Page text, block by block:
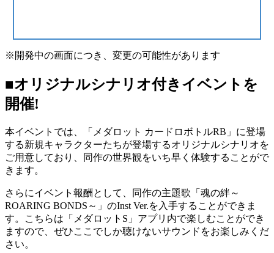
※開発中の画面につき、変更の可能性があります
■オリジナルシナリオ付きイベントを
開催!
本イベントでは、「メダロット カードロボトルRB」に登場
する新規キャラクターたちが登場するオリジナルシナリオを
ご用意しており、同作の世界観をいち早く体験することがで
きます。
さらにイベント報酬として、同作の主題歌「魂の絆～
ROARING BONDS～」のInst Ver.を入手することができま
す。こちらは「メダロットS」アプリ内で楽しむことができ
ますので、ぜひここでしか聴けないサウンドをお楽しみくだ
さい。